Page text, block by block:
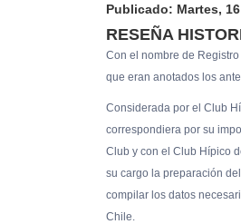
Publicado: Martes,
RESEÑA
Con el nombre de
que eran anotados los
Considerada por el Club
correspondiera por su
Club y con el Club Hípico
su cargo la preparación
compilar los datos
Chile.